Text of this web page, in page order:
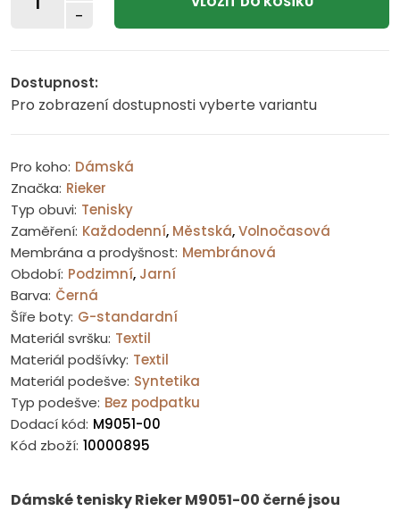
-
Dostupnost:
Pro zobrazení dostupnosti vyberte variantu
Pro koho: Dámská
Značka: Rieker
Typ obuvi: Tenisky
Zaměření: Každodenní, Městská,Volnočasová
Membrána a prodyšnost: Membránová
Období: Podzimní, Jarní
Barva: Černá
Šíře boty: G-standardní
Materiál svršku: Textil
Materiál podšívky: Textil
Materiál podešve: Syntetika
Typ podešve: Bez podpatku
Dodací kód: M9051-00
Kód zboží: 10000895
Dámské tenisky Rieker M9051-00 černé jsou